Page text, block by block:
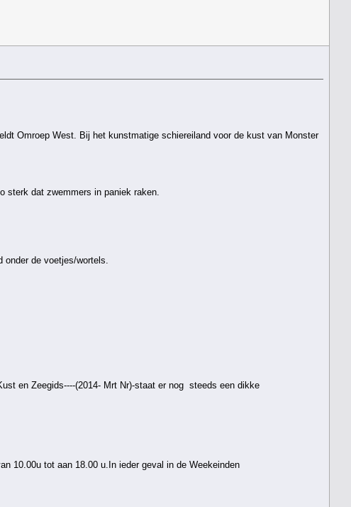
Omroep West. Bij het kunstmatige schiereiland voor de kust van Monster
sterk dat zwemmers in paniek raken.
de voetjes/wortels.
en Zeegids----(2014- Mrt Nr)-staat er nog steeds een dikke
10.00u tot aan 18.00 u.In ieder geval in de Weekeinden